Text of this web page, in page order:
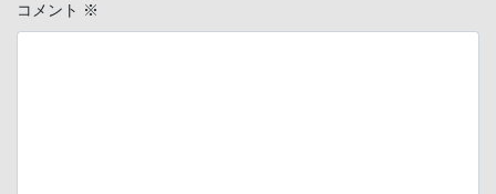
コメント ※